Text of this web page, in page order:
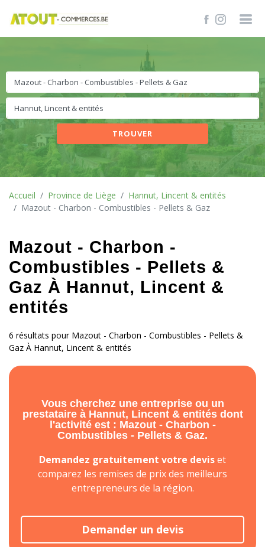
TROUVER
Accueil Province de Liège
Hannut, Lincent & entités
Mazout - Charbon - Combustibles - Pellets & Gaz
Mazout - Charbon -
Combustibles - Pellets &
Gaz À Hannut, Lincent &
entités
6 résultats pour Mazout - Charbon - Combustibles - Pellets &
Gaz À Hannut, Lincent & entités
Vous cherchez une entreprise ou un
prestataire à Hannut, Lincent & entités dont
l'activité est : Mazout - Charbon -
Combustibles - Pellets & Gaz.
Demandez gratuitement votre deviset
comparez les remises de prix des meilleurs
entrepreneurs de la région.
Demander un devis